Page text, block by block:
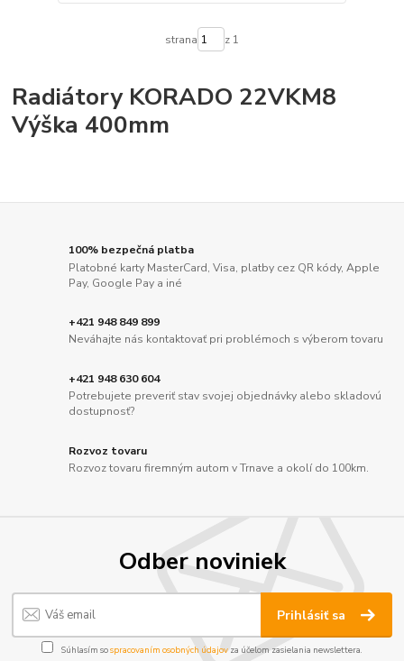
strana z 1
Radiátory KORADO 22VKM8
Výška 400mm
100% bezpečná platba
Platobné karty MasterCard, Visa, platby cez QR kódy, Apple
Pay, Google Pay a iné
+421 948 849 899
Neváhajte nás kontaktovať pri problémoch s výberom tovaru
+421 948 630 604
Potrebujete preveriť stav svojej objednávky alebo skladovú
dostupnosť?
Rozvoz tovaru
Rozvoz tovaru firemným autom v Trnave a okolí do 100km.
Odber noviniek
Prihlásiť sa
Súhlasím sospracovaním osobných údajov za účelom zasielania newslettera.